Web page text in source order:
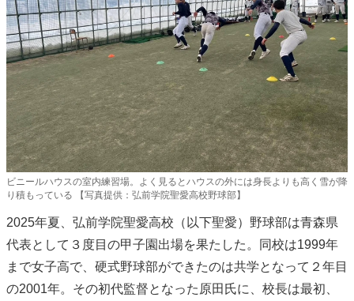
ビニールハウスの室内練習場。よく見るとハウスの外には身長よりも高く雪が降
り積もっている 【写真提供：弘前学院聖愛高校野球部】
2025年夏、弘前学院聖愛高校（以下聖愛）野球部は青森県
代表として３度目の甲子園出場を果たした。同校は1999年
まで女子高で、硬式野球部ができたのは共学となって２年目
の2001年。その初代監督となった原田氏に、校長は最初、